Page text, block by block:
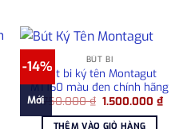
-14%
Mới
BÚT BI
Bút bi ký tên Montagut
MT160 màu đen chính hãng
1.750.000₫ Giá
là:
1.500.000₫Giá
hiện
THÊM VÀO GIỎ HÀNG